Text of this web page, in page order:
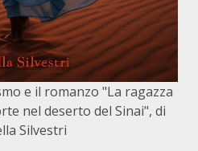
e il romanzo "La ragazza
nel deserto del Sinai", di
Silvestri